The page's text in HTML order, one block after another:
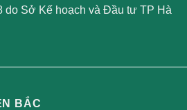
do Sở Kế hoạch và Đầu tư TP Hà
BẮC